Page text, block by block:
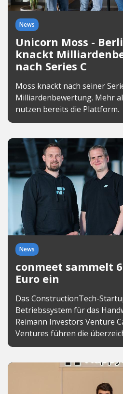
News
Unicorn Moss -
knackt
nach Series C
Moss knackt nach seiner
Milliardenbewertung. Mehr
nutzen bereits die Plattform.
News
conmeet sammelt
Euro ein
Das ConstructionTech-
Betriebssystem für das
Reimann Investors Venture
Ventures führen die